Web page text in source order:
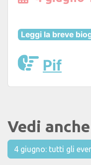
Leggi la breve
Pif
Vedi anche
4 giugno: tutti gli